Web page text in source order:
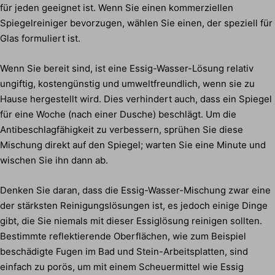
für jeden geeignet ist. Wenn Sie einen kommerziellen
Spiegelreiniger bevorzugen, wählen Sie einen, der speziell für
Glas formuliert ist.
Wenn Sie bereit sind, ist eine Essig-Wasser-Lösung relativ
ungiftig, kostengünstig und umweltfreundlich, wenn sie zu
Hause hergestellt wird. Dies verhindert auch, dass ein Spiegel
für eine Woche (nach einer Dusche) beschlägt. Um die
Antibeschlagfähigkeit zu verbessern, sprühen Sie diese
Mischung direkt auf den Spiegel; warten Sie eine Minute und
wischen Sie ihn dann ab.
Denken Sie daran, dass die Essig-Wasser-Mischung zwar eine
der stärksten Reinigungslösungen ist, es jedoch einige Dinge
gibt, die Sie niemals mit dieser Essiglösung reinigen sollten.
Bestimmte reflektierende Oberflächen, wie zum Beispiel
beschädigte Fugen im Bad und Stein-Arbeitsplatten, sind
einfach zu porös, um mit einem Scheuermittel wie Essig